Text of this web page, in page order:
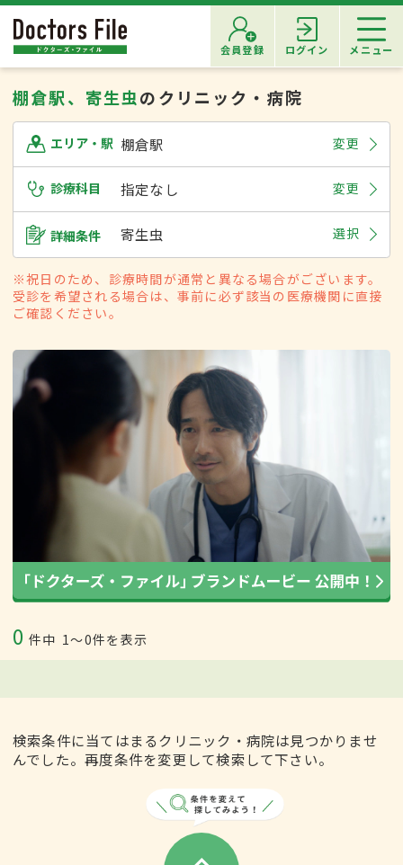
会員登録 ログイン メニュー
棚倉駅、寄生虫のクリニック・病院
エリア・駅 棚倉駅 変更
診療科目 指定なし 変更
詳細条件 寄生虫 選択
※祝日のため、診療時間が通常と異なる場合がございます。
受診を希望される場合は、事前に必ず該当の医療機関に直接
ご確認ください。
0 件中 1〜0件を表示
検索条件に当てはまるクリニック・病院は見つかりませ
んでした。再度条件を変更して検索して下さい。